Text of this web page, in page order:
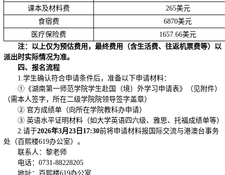
课本及材料费
265美元
食宿费
6870美元
医疗保险费
1657.66美元
注：以上仅为预估费用，最终费用（含生活费、往返机票费等）以
派出时实际情况为准。
四、报名流程
1.学生确认符合申请条件后，准备以下申请材料：
①《湖南第一师范学院学生赴国（境）外学习申请表》（见附件）
（需本人签字，所在二级学院院领导签字盖章）
② 官方成绩单（向所在学院教科办申请）
③ 英语水平证明材料（如大学英语四六级、雅思、托福成绩单等）
2.请于2026年3月 23日17:30前将申请材料报国际交流与港澳台事务
处（百熙楼619办公室）。
联系人：黎老师
电话：0731-88228205
地址：百熙楼619办公室